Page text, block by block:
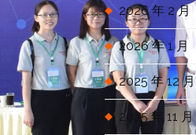
2026 年 2 月
2026 年 1 月
2025 年 12 月
2025 年 11 月